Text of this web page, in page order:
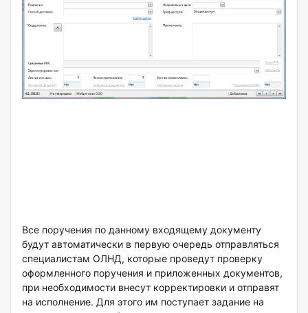
Все поручения по данному входящему документу
будут автоматически в первую очередь отправляться
специалистам ОЛНД, которые проведут проверку
оформленного поручения и приложенных документов,
при необходимости внесут корректировки и отправят
на исполнение. Для этого им поступает задание на